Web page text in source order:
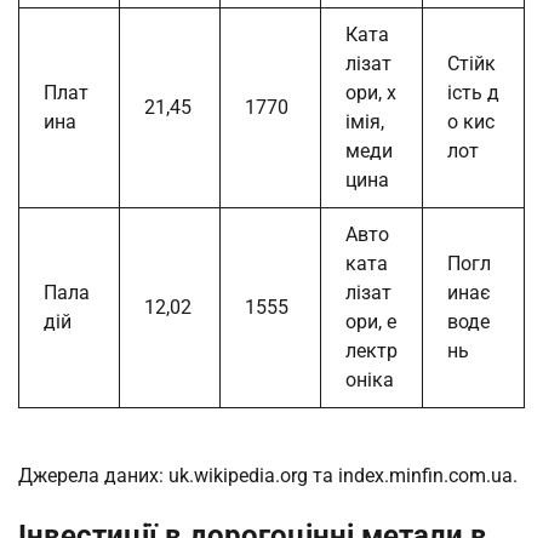
Плат
ина
21,45 1770
Ката
лізат
ори, х
імія,
меди
цина
Стійк
ість д
о кис
лот
Пала
дій
12,02 1555
Авто
ката
лізат
ори, е
лектр
оніка
Погл
инає
воде
нь
Джерела даних: uk.wikipedia.org та index.minfin.com.ua.